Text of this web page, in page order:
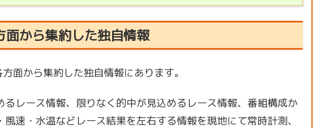
面から集約した独自情報
面から集約した独自情報にあります。
レース情報、限りなく的中が見込めるレース情報、番組構成か
速・水温などレース結果を左右する情報を現地にて常時計測、